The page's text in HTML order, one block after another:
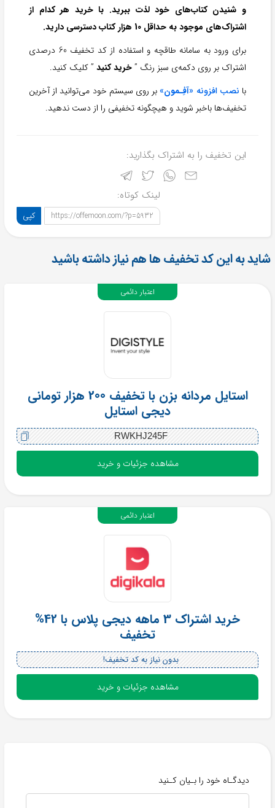
و شنیدن کتاب‌های خود لذت ببرید. با خرید هر کدام از
اشتراک‌های موجود به حداقل 10 هزار کتاب دسترسی دارید.
برای ورود به سامانه طاقچه و استفاده از کد تخفیف 60 درصدی
اشتراک بر روی دکمه‌ی سبز رنگ ”خرید کنید ” کلیک کنید.
با نصب افزونه «آفِـمون»بر روی سیستم خود می‌توانید از آخرین
تخفیف‌ها باخبر شوید و هیچگونه تخفیفی را از دست ندهید.
این تخفیف را به اشتراک بگذارید:
لینک کوتاه:
https://offemoon.com/?p=5932 کپی
شاید به این کد تخفیف ها هم نیاز داشته باشید
استایل مردانه بزن با تخفیف 200 هزار تومانی
دیجی استایل
RWKHJ245F
مشاهده جزئیات و خرید
اعتبار دائمی
خرید اشتراک 3 ماهه دیجی پلاس با 42%
تخفیف
بدون نیاز به کد تخفیف!
مشاهده جزئیات و خرید
اعتبار دائمی
دیدگـاه خود را بـیان کـنید